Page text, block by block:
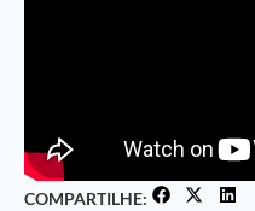
COMPARTILHE: